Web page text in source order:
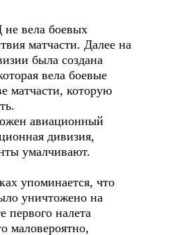
вела боевых
матчасти. Далее на
была создана
вела боевые
матчасти, которую
авиационный
дивизия,
умалчивают.
упоминается, что
уничтожено на
первого налета
маловероятно,